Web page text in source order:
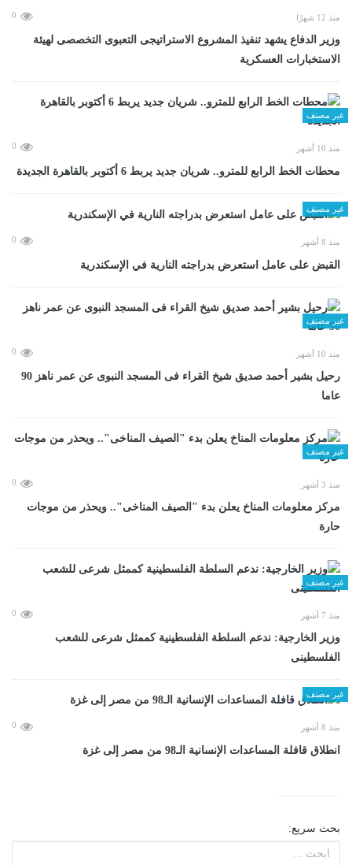
منذ 12 شهرًا 0
وزير الدفاع يشهد تنفيذ المشروع الاستراتيجى التعبوى التخصصى لهيئة
الاستخبارات العسكرية
غير مصنف
منذ 10 أشهر 0
محطات الخط الرابع للمترو.. شريان جديد يربط 6 أكتوبر بالقاهرة الجديدة
غير مصنف
منذ 8 أشهر 0
القبض على عامل استعرض بدراجته النارية في الإسكندرية
غير مصنف
منذ 10 أشهر 0
رحيل بشير أحمد صديق شيخ القراء فى المسجد النبوى عن عمر ناهز 90
عاما
غير مصنف
منذ 3 أشهر 0
مركز معلومات المناخ يعلن بدء "الصيف المناخى".. ويحذر من موجات
حارة
غير مصنف
منذ 7 أشهر 0
وزير الخارجية: ندعم السلطة الفلسطينية كممثل شرعى للشعب
الفلسطينى
غير مصنف
منذ 8 أشهر 0
انطلاق قافلة المساعدات الإنسانية الـ98 من مصر إلى غزة
بحث سريع: